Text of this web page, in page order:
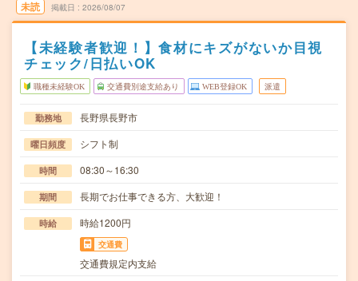
未読 掲載日 2026/08/07
【未経験者歓迎！】食材にキズがないか目視
チェック/日払いOK
職種未経験OK 交通費別途支給あり WEB登録OK 派遣
勤務地 長野県長野市
曜日頻度 シフト制
時間 08:30～16:30
期間 長期でお仕事できる方、大歓迎！
時給 時給1200円
交通費
交通費規定内支給